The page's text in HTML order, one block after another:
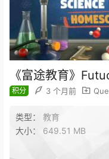
《富途教育》
积分 3 个月前
类型： 教育
大小： 649.51 MB